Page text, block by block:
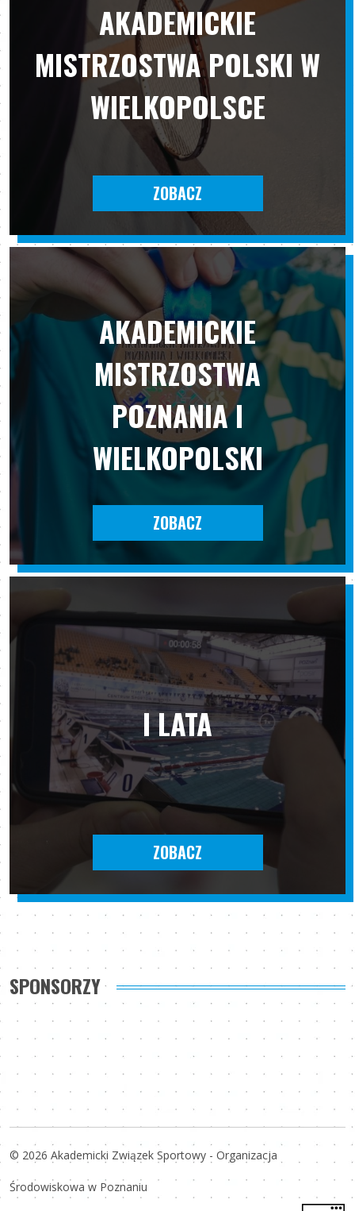
AKADEMICKIE
MISTRZOSTWA POLSKI W
WIELKOPOLSCE
ZOBACZ
AKADEMICKIE
MISTRZOSTWA
POZNANIA I
WIELKOPOLSKI
ZOBACZ
I LATA
ZOBACZ
SPONSORZY
© 2026 Akademicki Związek Sportowy - Organizacja
Środowiskowa w Poznaniu